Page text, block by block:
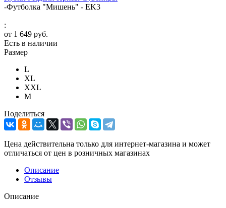
-Футболка "Мишень" - EK3
:
от 1 649 руб.
Есть в наличии
Размер
L
XL
XXL
М
Поделиться
Цена действительна только для интернет-магазина и может
отличаться от цен в розничных магазинах
Описание
Отзывы
Описание